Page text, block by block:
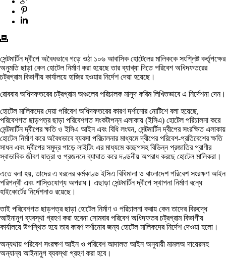
সেন্টমার্টিন দ্বীপে অবৈধভাবে গড়ে ওঠা ১০৬ আবাসিক হোটেলের মালিককে সংশ্লিষ্ট কর্তৃপক্ষের
অনুমতি ছাড়া কেন হোটেল নির্মাণ করা হয়েছে তার ব্যাখ্যা দিতে পরিবেশ অধিদফতরের
চট্রগ্রাম বিভাগীয় কার্যালয়ে হাজির হওয়ার নির্দেশ দেয়া হয়েছে।
রোববার অধিদফতরের চট্রগ্রাম অঞ্চলের পরিচালক মাসুদ করিম লিখিতভাবে এ নির্দেশনা দেন।
হোটেল মালিকদের দেয়া পরিবেশ অধিদফতরের কারণ দর্শানোর নোটিশে বলা হয়েছে,
পরিবেশগত ছাড়পত্র ছাড়া পরিবেশগত সংকটাপন্ন এলাকায় (ইসিএ) হোটেল পরিচালনা করে
সেন্টমার্টিন দ্বীপের ক্ষতি ও ইসিএ আইন এবং বিধি লংঘন, সেন্টমার্টিন দ্বীপের সংরক্ষিত এলাকায়
হোটেল নির্মাণ করে অবৈধভাবে ব্যবসা পরিচালনার মাধ্যমে দ্বীপের পরিবেশ-প্রতিবেশের ক্ষতি
সাধন এবং দ্বীপের সমুদ্র পাড়ে লাইটিং এর মাধ্যমে কচ্ছপসহ বিভিন্ন প্রজাতির প্রাণীর
স্বাভাবিক জীবণ যাত্রা ও প্রজননে ব্যাঘাত করে দণ্ডনীয় অপরাধ করছে হোটেল মালিকরা।
এতে বলা হয়, তাদের এ ধরনের কর্মকাণ্ড ইসিএ বিধিমালা ও বাংলাদেশ পরিবেশ সংরক্ষণ আইন
পরিপন্থী এবং শাস্তিযোগ্য অপরাধ। এছাড়া সেন্টমার্টিন দ্বীপে স্থাপনা নির্মাণ বন্ধে
হাইকোর্টের নির্দেশনাও রয়েছে।
তাই পরিবেশগত ছাড়পত্র ছাড়া হোটেল নির্মাণ ও পরিচালনা করায় কেন তাদের বিরুদ্ধে
আইনানুগ ব্যবস্থা গ্রহণ করা হবেনা সোমবার পরিবেশ অধিদফতর চট্রগ্রাম বিভাগীয়
কার্যালয়ে উপস্থিত হয়ে তার কারণ দর্শানোর জন্য হোটেল মালিকদের নির্দেশ দেওয়া হলো।
অন্যথায় পরিবেশ সংরক্ষণ আইন ও পরিবেশ আদালত আইন অনুযায়ী মামলঅ দায়েরসহ
অন্যান্য আইনানুগ ব্যবস্থা গ্রহণ করা হবে।